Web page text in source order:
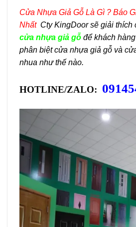
Cửa Nhựa Giả Gỗ Là Gì ? Báo
Nhất Cty KingDoor sẽ giải thích
cửa nhựa giả gỗ để khách
phân biệt cửa nhựa giả gỗ và
nhua như thế nào.
HOTLINE/ZALO: